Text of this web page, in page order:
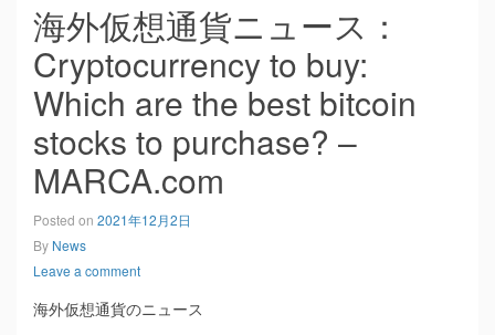
海外仮想通貨ニュース：
Cryptocurrency to buy:
Which are the best bitcoin
stocks to purchase? –
MARCA.com
Posted on 2021年12月2日
By News
Leave a comment
海外仮想通貨のニュース